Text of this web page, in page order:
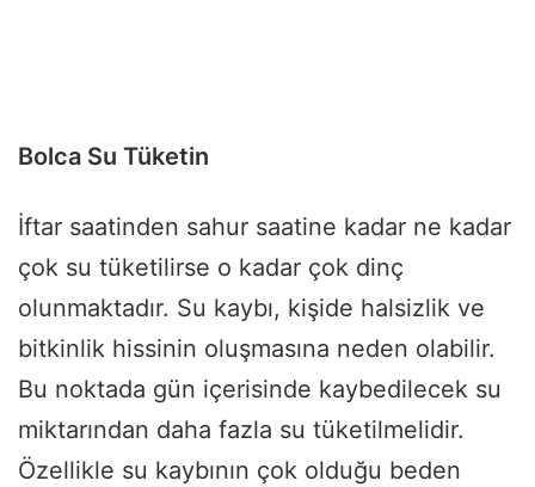
Bolca Su Tüketin
İftar saatinden sahur saatine kadar ne kadar
çok su tüketilirse o kadar çok dinç
olunmaktadır. Su kaybı, kişide halsizlik ve
bitkinlik hissinin oluşmasına neden olabilir.
Bu noktada gün içerisinde kaybedilecek su
miktarından daha fazla su tüketilmelidir.
Özellikle su kaybının çok olduğu beden